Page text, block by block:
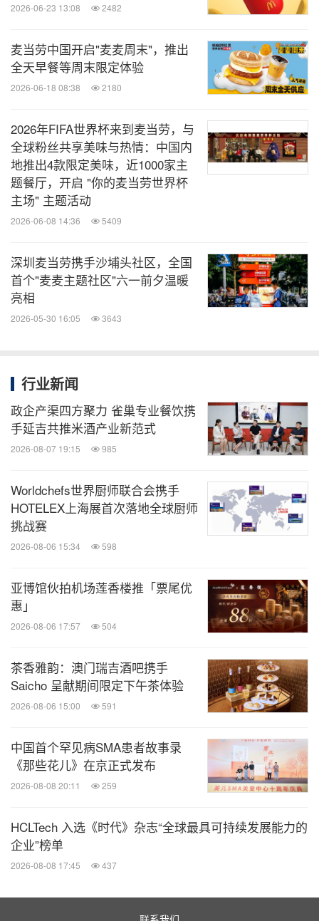
2026-06-23 13:08 2482
麦当劳中国开启"麦麦周末"，推出
全天早餐等周末限定体验
2026-06-18 08:38 2180
2026年FIFA世界杯来到麦当劳，与
全球粉丝共享美味与热情：中国内
地推出4款限定美味，近1000家主
题餐厅，开启 "你的麦当劳世界杯
主场" 主题活动
2026-06-08 14:36 5409
深圳麦当劳携手沙埔头社区，全国
首个"麦麦主题社区"六一前夕温暖
亮相
2026-05-30 16:05 3643
行业新闻
政企产渠四方聚力 雀巢专业餐饮携
手延吉共推米酒产业新范式
2026-08-07 19:15 985
Worldchefs世界厨师联合会携手
HOTELEX上海展首次落地全球厨师
挑战赛
2026-08-06 15:34 598
亚博馆伙拍机场莲香楼推「票尾优
惠」
2026-08-06 17:57 504
茶香雅韵：澳门瑞吉酒吧携手
Saicho 呈献期间限定下午茶体验
2026-08-06 15:00 591
中国首个罕见病SMA患者故事录
《那些花儿》在京正式发布
2026-08-08 20:11 259
HCLTech 入选《时代》杂志“全球最具可持续发展能力的
企业”榜单
2026-08-08 17:45 437